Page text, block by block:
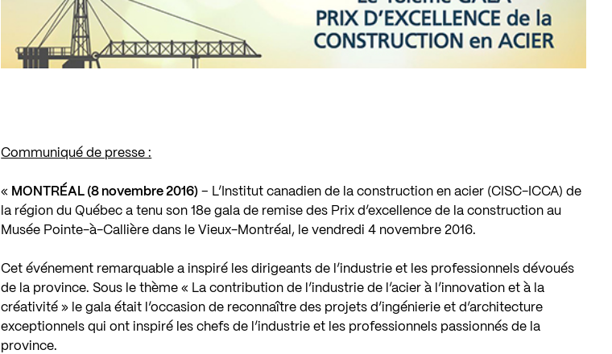
Communiqué de presse :
« MONTRÉAL (8 novembre 2016) – L’Institut canadien de la construction en acier (CISC-ICCA) de
la région du Québec a tenu son 18e gala de remise des Prix d’excellence de la construction au
Musée Pointe-à-Callière dans le Vieux-Montréal, le vendredi 4 novembre 2016.
Cet événement remarquable a inspiré les dirigeants de l’industrie et les professionnels dévoués
de la province. Sous le thème « La contribution de l’industrie de l’acier à l’innovation et à la
créativité » le gala était l’occasion de reconnaître des projets d’ingénierie et d’architecture
exceptionnels qui ont inspiré les chefs de l’industrie et les professionnels passionnés de la
province.